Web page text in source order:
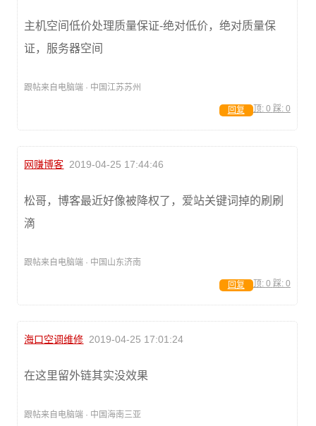
主机空间低价处理质量保证-绝对低价，绝对质量保
证，服务器空间
跟帖来自电脑端 · 中国江苏苏州
顶: 0 踩: 0
回复
网赚博客 2019-04-25 17:44:46
松哥，博客最近好像被降权了，爱站关键词掉的刷刷
滴
跟帖来自电脑端 · 中国山东济南
顶: 0 踩: 0
回复
海口空调维修 2019-04-25 17:01:24
在这里留外链其实没效果
跟帖来自电脑端 · 中国海南三亚